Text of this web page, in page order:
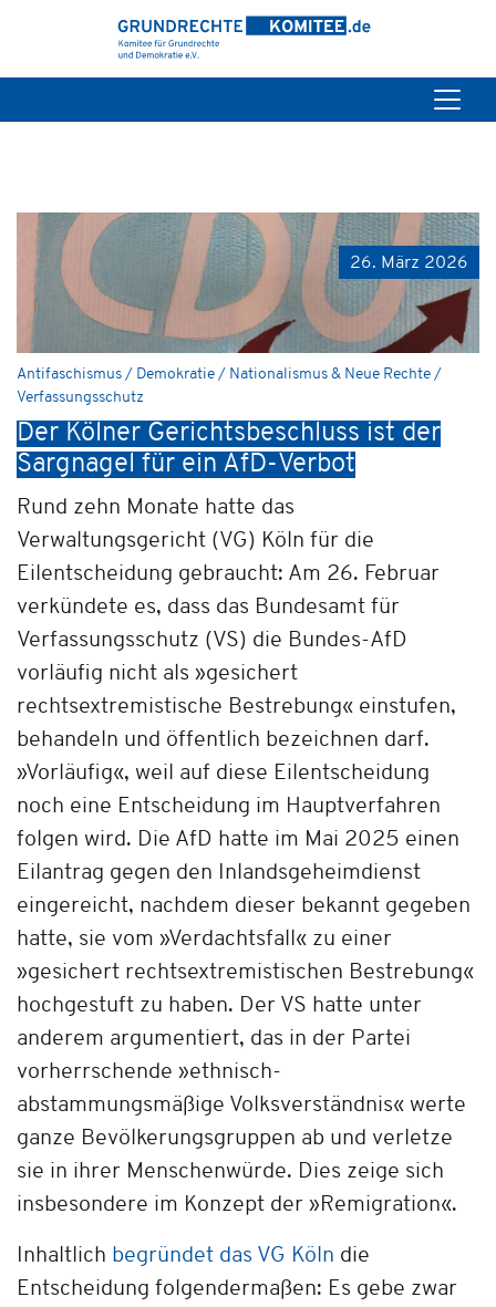
26. März 2026
Antifaschismus / Demokratie / Nationalismus & Neue Rechte /
Verfassungsschutz
Der Kölner Gerichtsbeschluss ist der
Sargnagel für ein AfD-Verbot
Rund zehn Monate hatte das
Verwaltungsgericht (VG) Köln für die
Eilentscheidung gebraucht: Am 26. Februar
verkündete es, dass das Bundesamt für
Verfassungsschutz (VS) die Bundes-AfD
vorläufig nicht als »gesichert
rechtsextremistische Bestrebung« einstufen,
behandeln und öffentlich bezeichnen darf.
»Vorläufig«, weil auf diese Eilentscheidung
noch eine Entscheidung im Hauptverfahren
folgen wird. Die AfD hatte im Mai 2025 einen
Eilantrag gegen den Inlandsgeheimdienst
eingereicht, nachdem dieser bekannt gegeben
hatte, sie vom »Verdachtsfall« zu einer
»gesichert rechtsextremistischen Bestrebung«
hochgestuft zu haben. Der VS hatte unter
anderem argumentiert, das in der Partei
vorherrschende »ethnisch-
abstammungsmäßige Volksverständnis« werte
ganze Bevölkerungsgruppen ab und verletze
sie in ihrer Menschenwürde. Dies zeige sich
insbesondere im Konzept der »Remigration«.
Inhaltlich begründet das VG Köln die
Entscheidung folgendermaßen: Es gebe zwar